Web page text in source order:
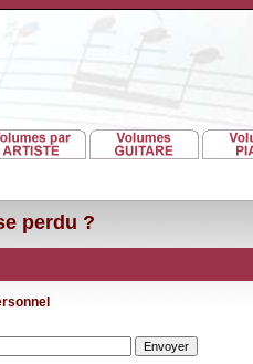
perdu ?